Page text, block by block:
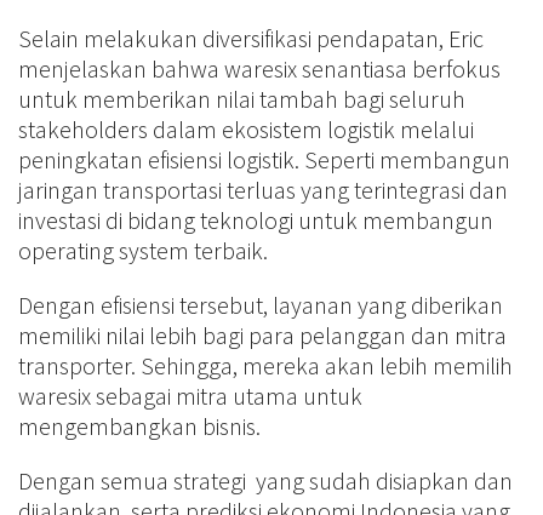
Selain melakukan diversifikasi pendapatan, Eric
menjelaskan bahwa waresix senantiasa berfokus
untuk memberikan nilai tambah bagi seluruh
stakeholders dalam ekosistem logistik melalui
peningkatan efisiensi logistik. Seperti membangun
jaringan transportasi terluas yang terintegrasi dan
investasi di bidang teknologi untuk membangun
operating system terbaik.
Dengan efisiensi tersebut, layanan yang diberikan
memiliki nilai lebih bagi para pelanggan dan mitra
transporter. Sehingga, mereka akan lebih memilih
waresix sebagai mitra utama untuk
mengembangkan bisnis.
Dengan semua strategi yang sudah disiapkan dan